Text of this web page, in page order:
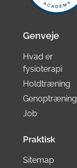
Genveje
Hvad er
fysioterapi
Holdtræning
Genoptræning
Job
Praktisk
Sitemap